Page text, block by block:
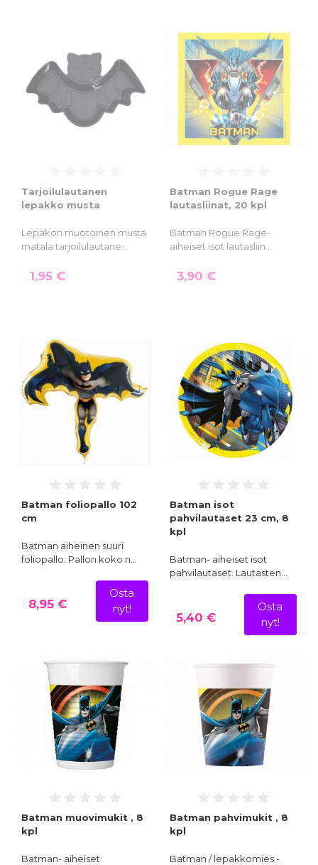
Tarjoilulautanen
lepakko musta
Lepakon muotoinen musta
matala tarjoilulautane…
1,95 €
Batman Rogue Rage
lautasliinat, 20 kpl
Batman Rogue Rage-
aiheiset isot lautasliin…
3,90 €
Batman foliopallo 102
cm
Batman aiheinen suuri
foliopallo. Pallon koko n…
8,95 €
Osta
nyt!
Batman isot
pahvilautaset 23 cm, 8
kpl
Batman- aiheiset isot
pahvilautaset. Lautasten…
5,40 €
Osta
nyt!
Batman muovimukit , 8
kpl
Batman- aiheiset
Batman pahvimukit , 8
kpl
Batman / lepakkomies -